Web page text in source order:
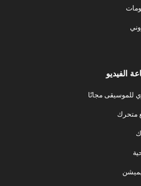
الفيديو
للموسيقى مجانًا
متحرك